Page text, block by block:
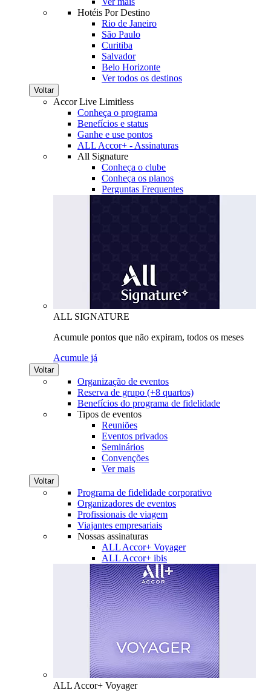
Hotéis Por Destino
Rio de Janeiro
São Paulo
Curitiba
Salvador
Belo Horizonte
Ver todos os destinos
Voltar
Accor Live Limitless
Conheça o programa
Benefícios e status
Ganhe e use pontos
ALL Accor+ - Assinaturas
All Signature
Conheça o clube
Conheça os planos
Perguntas Frequentes
ALL SIGNATURE
Acumule pontos que não expiram, todos os meses
Acumule já
Voltar
Organização de eventos
Reserva de grupo (+8 quartos)
Benefícios do programa de fidelidade
Tipos de eventos
Reuniões
Eventos privados
Seminários
Convenções
Ver mais
Voltar
Programa de fidelidade corporativo
Organizadores de eventos
Profissionais de viagem
Viajantes empresariais
Nossas assinaturas
ALL Accor+ Voyager
ALL Accor+ ibis
ALL Accor+ Voyager